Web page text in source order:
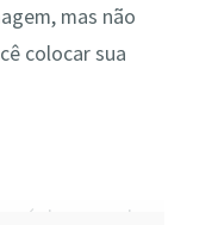
mas não
colocar sua
é de cerca de